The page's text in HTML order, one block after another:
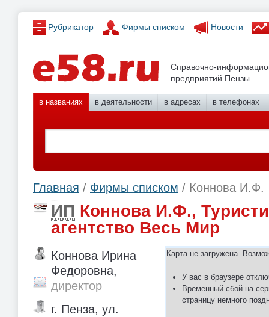
Рубрикатор Фирмы списком Новости
Справочно-
предприятий Пензы
в названиях в деятельности в адресах в телефонах
Главная / Фирмы списком / Коннова И.Ф.
ИП Коннова И.Ф.,
агентство Весь Мир
Карта не загружена.
У вас в браузере
Временный сбой на
страницу немного
Коннова Ирина
Федоровна,
директор
г. Пенза, ул.